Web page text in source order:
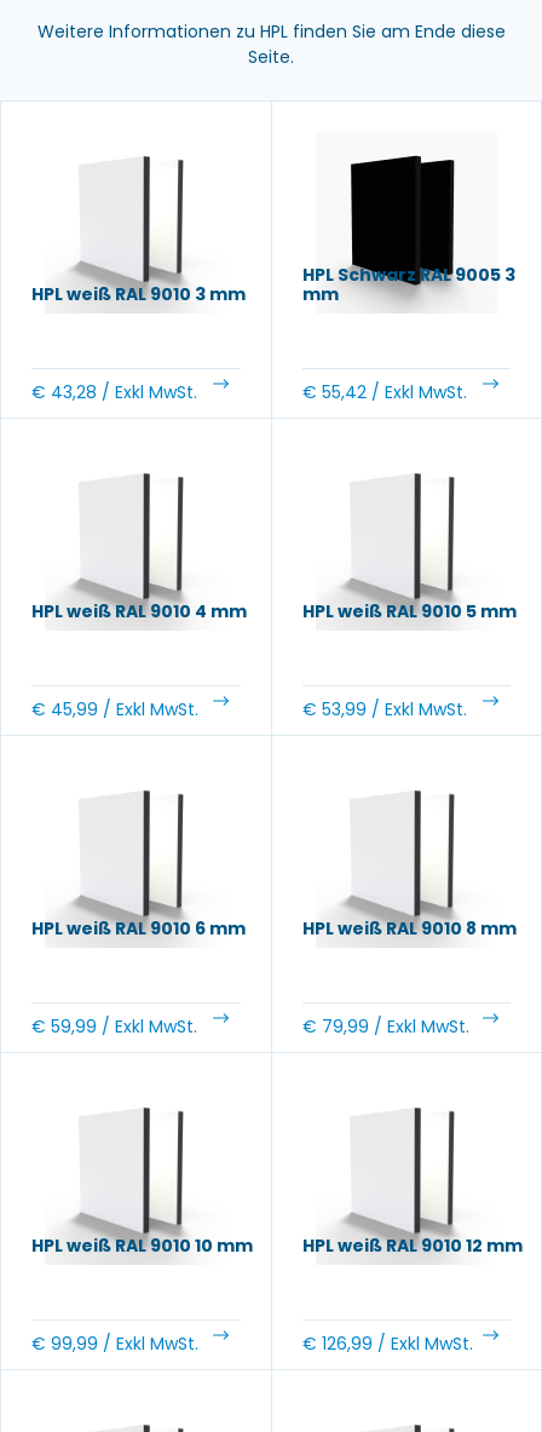
Weitere Informationen zu HPL finden Sie am Ende diese
Seite.
HPL weiß RAL 9010 3 mm
€ 43,28 / Exkl MwSt.
HPL Schwarz RAL 9005 3
mm
€ 55,42/ Exkl MwSt.
HPL weiß RAL 9010 4 mm
€ 45,99 / Exkl MwSt.
HPL weiß RAL 9010 5 mm
€ 53,99 / Exkl MwSt.
HPL weiß RAL 9010 6 mm
€ 59,99 / Exkl MwSt.
HPL weiß RAL 9010 8 mm
€ 79,99 / Exkl MwSt.
HPL weiß RAL 9010 10 mm
€ 99,99 / Exkl MwSt.
HPL weiß RAL 9010 12 mm
€ 126,99 / Exkl MwSt.